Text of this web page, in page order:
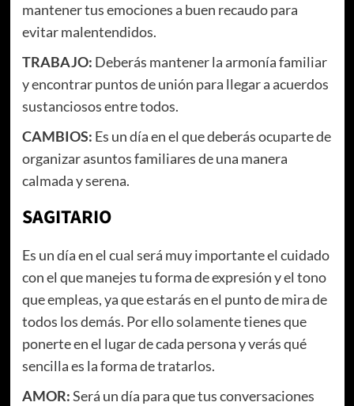
mantener tus emociones a buen recaudo para
evitar malentendidos.
TRABAJO: Deberás mantener la armonía familiar
y encontrar puntos de unión para llegar a acuerdos
sustanciosos entre todos.
CAMBIOS: Es un día en el que deberás ocuparte de
organizar asuntos familiares de una manera
calmada y serena.
SAGITARIO
Es un día en el cual será muy importante el cuidado
con el que manejes tu forma de expresión y el tono
que empleas, ya que estarás en el punto de mira de
todos los demás. Por ello solamente tienes que
ponerte en el lugar de cada persona y verás qué
sencilla es la forma de tratarlos.
AMOR:Será un día para que tus conversaciones